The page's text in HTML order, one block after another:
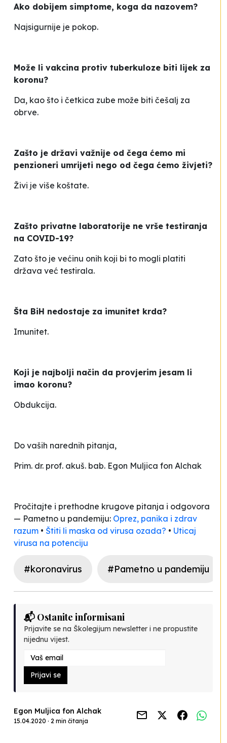
Ako dobijem simptome, koga da nazovem?
Najsigurnije je pokop.
Može li vakcina protiv tuberkuloze biti lijek za
koronu?
Da, kao što i četkica zube može biti češalj za
obrve.
Zašto je državi važnije od čega ćemo mi
penzioneri umrijeti nego od čega ćemo živjeti?
Živi je više koštate.
Zašto privatne laboratorije ne vrše testiranja
na COVID-19?
Zato što je većinu onih koji bi to mogli platiti
država već testirala.
Šta BiH nedostaje za imunitet krda?
Imunitet.
Koji je najbolji način da provjerim jesam li
imao koronu?
Obdukcija.
Do vaših narednih pitanja,
Prim. dr. prof. akuš. bab. Egon Muljica fon Alchak
Pročitajte i prethodne krugove pitanja i odgovora
— Pametno u pandemiju: Oprez, panika i zdrav
razum • Štiti li maska od virusa ozada? • Uticaj
virusa na potenciju
#koronavirus #Pametno u pandemiju
📬 Ostanite informisani
Prijavite se na Školegijum newsletter i ne propustite
nijednu vijest.
Prijavi se
Egon Muljica fon Alchak
15.04.2020 · 2 min čitanja